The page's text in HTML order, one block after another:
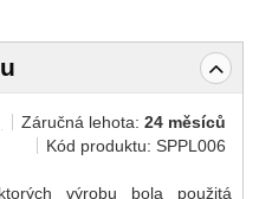
Záručná lehota:24 měsíců
Kód produktu:SPPL006
výrobu bola použitá